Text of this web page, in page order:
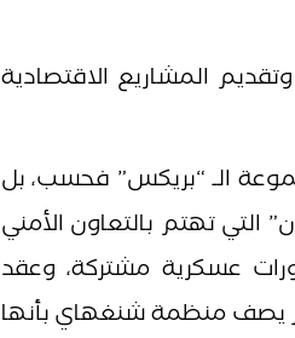
المشاريع الاقتصادية
الـ “بريكس” فحسب، بل
التي تهتم بالتعاون الأمني
عسكرية مشتركة، وعقد
يصف منظمة شنغهاي بأنها